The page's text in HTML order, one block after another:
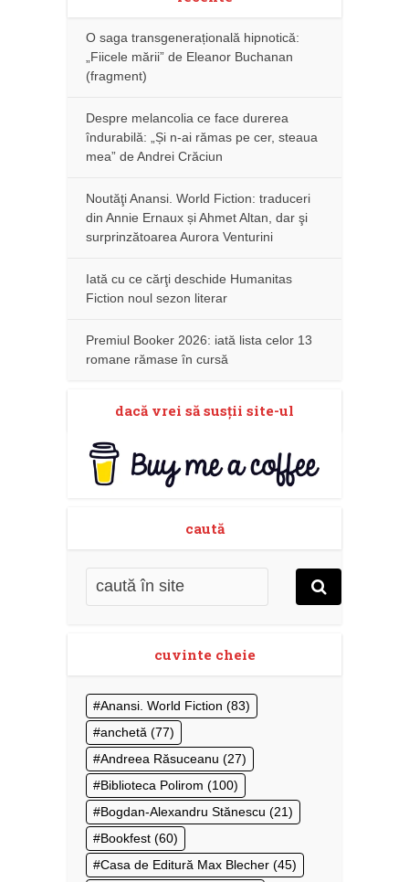
O saga transgenerațională hipnotică:
„Fiicele mării” de Eleanor Buchanan
(fragment)
Despre melancolia ce face durerea
îndurabilă: „Și n-ai rămas pe cer, steaua
mea” de Andrei Crăciun
Noutăţi Anansi. World Fiction: traduceri
din Annie Ernaux și Ahmet Altan, dar şi
surprinzătoarea Aurora Venturini
Iată cu ce cărţi deschide Humanitas
Fiction noul sezon literar
Premiul Booker 2026: iată lista celor 13
romane rămase în cursă
dacă vrei să susţii site-ul
caută
cuvinte cheie
Anansi. World Fiction (83)
anchetă (77)
Andreea Răsuceanu (27)
Biblioteca Polirom (100)
Bogdan-Alexandru Stănescu (21)
Bookfest (60)
Casa de Editură Max Blecher (45)